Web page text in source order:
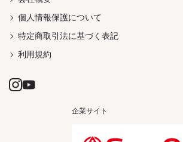
個人情報保護について
特定商取引法に基づく表記
利用規約
企業サイト